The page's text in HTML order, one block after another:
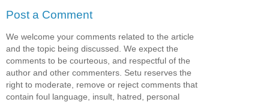
Post a Comment
We welcome your comments related to the article
and the topic being discussed. We expect the
comments to be courteous, and respectful of the
author and other commenters. Setu reserves the
right to moderate, remove or reject comments that
contain foul language, insult, hatred, personal